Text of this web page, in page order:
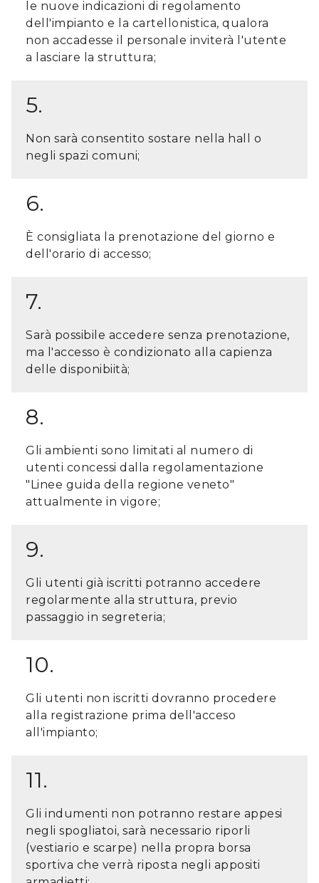
le nuove indicazioni di regolamento
dell'impianto e la cartellonistica, qualora
non accadesse il personale inviterà l'utente
a lasciare la struttura;
5.
Non sarà consentito sostare nella hall o
negli spazi comuni;
6.
È consigliata la prenotazione del giorno e
dell'orario di accesso;
7.
Sarà possibile accedere senza prenotazione,
ma l'accesso è condizionato alla capienza
delle disponibiità;
8.
Gli ambienti sono limitati al numero di
utenti concessi dalla regolamentazione
"Linee guida della regione veneto"
attualmente in vigore;
9.
Gli utenti già iscritti potranno accedere
regolarmente alla struttura, previo
passaggio in segreteria;
10.
Gli utenti non iscritti dovranno procedere
alla registrazione prima dell'acceso
all'impianto;
11.
Gli indumenti non potranno restare appesi
negli spogliatoi, sarà necessario riporli
(vestiario e scarpe) nella propra borsa
sportiva che verrà riposta negli appositi